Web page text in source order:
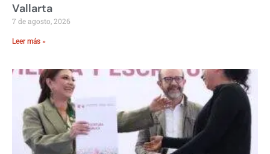
Vallarta
7 de agosto, 2026
Leer más »